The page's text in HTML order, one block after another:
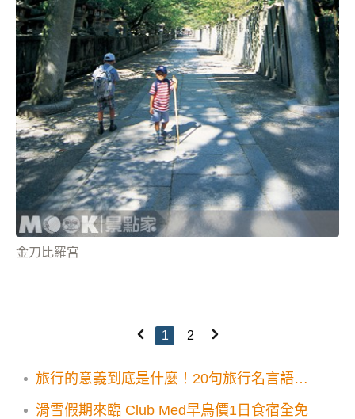
金刀比羅宮
1 2
旅行的意義到底是什麼！20句旅行名言語錄
滑雪假期來臨 Club Med早鳥價1日食宿全免